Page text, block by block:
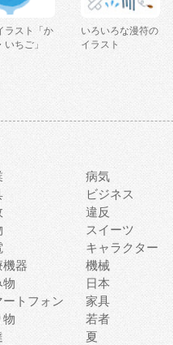
ラスト「か
いちご」
いろいろな漫符の
イラスト
病気
ビジネス
違反
スイーツ
キャラクター
機器 機械
物 日本
ートフォン 家具
物 若者
夏